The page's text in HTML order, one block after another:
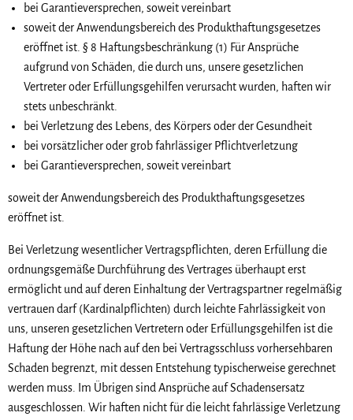
bei Garantieversprechen, soweit vereinbart
soweit der Anwendungsbereich des Produkthaftungsgesetzes
eröffnet ist. § 8 Haftungsbeschränkung (1) Für Ansprüche
aufgrund von Schäden, die durch uns, unsere gesetzlichen
Vertreter oder Erfüllungsgehilfen verursacht wurden, haften wir
stets unbeschränkt.
bei Verletzung des Lebens, des Körpers oder der Gesundheit
bei vorsätzlicher oder grob fahrlässiger Pflichtverletzung
bei Garantieversprechen, soweit vereinbart
soweit der Anwendungsbereich des Produkthaftungsgesetzes
eröffnet ist.
Bei Verletzung wesentlicher Vertragspflichten, deren Erfüllung die
ordnungsgemäße Durchführung des Vertrages überhaupt erst
ermöglicht und auf deren Einhaltung der Vertragspartner regelmäßig
vertrauen darf (Kardinalpflichten) durch leichte Fahrlässigkeit von
uns, unseren gesetzlichen Vertretern oder Erfüllungsgehilfen ist die
Haftung der Höhe nach auf den bei Vertragsschluss vorhersehbaren
Schaden begrenzt, mit dessen Entstehung typischerweise gerechnet
werden muss. Im Übrigen sind Ansprüche auf Schadensersatz
ausgeschlossen. Wir haften nicht für die leicht fahrlässige Verletzung